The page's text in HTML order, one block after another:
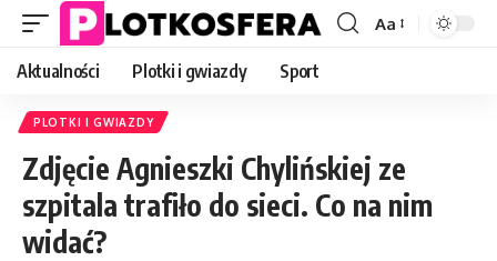
Font
Aa
Aktualności Plotki i gwiazdy Sport
PLOTKI I GWIAZDY
Zdjęcie Agnieszki Chylińskiej ze
szpitala trafiło do sieci. Co na nim
widać?